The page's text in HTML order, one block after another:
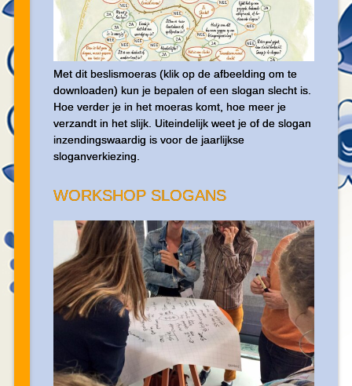
Met dit beslismoeras (klik op de afbeelding om te
downloaden) kun je bepalen of een slogan slecht is.
Hoe verder je in het moeras komt, hoe meer je
verzandt in het slijk. Uiteindelijk weet je of de slogan
inzendingswaardig is voor de jaarlijkse
sloganverkiezing.
WORKSHOP SLOGANS